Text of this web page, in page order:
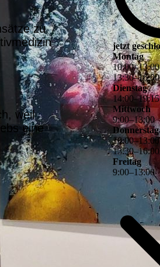
zu
weil
eine
jetzt
Montag
10:00–13:00
13:30–16:00
Dienstag
14:00–19:15
Mittwoch
9:00–13:00
Donnerstag
10:00–13:00
13:30–16:00
Freitag
9:00–13:00